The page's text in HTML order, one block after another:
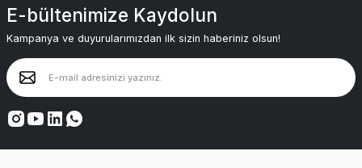
E-bültenimize Kaydolun
Kampanya ve duyurularımızdan ilk sizin haberiniz olsun!